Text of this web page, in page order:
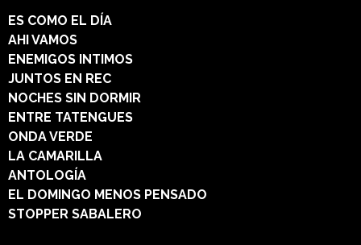
ES COMO EL DÍA
AHI VAMOS
ENEMIGOS INTIMOS
JUNTOS EN REC
NOCHES SIN DORMIR
ENTRE TATENGUES
ONDA VERDE
LA CAMARILLA
ANTOLOGÍA
EL DOMINGO MENOS PENSADO
STOPPER SABALERO